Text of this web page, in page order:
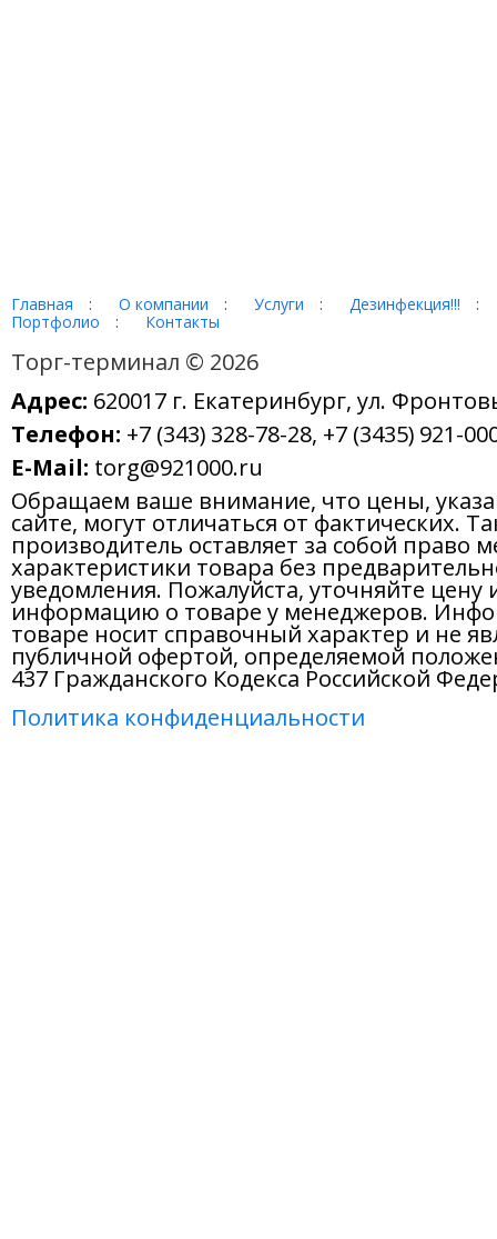
Главная : О компании : Услуги : Дезинфекция!!!
:
Портфолио
: Контакты
Торг-терминал © 2026
Адрес: 620017 г. Екатеринбург, ул.
Телефон: +7 (343) 328-78-28, +7 (3435) 921-
E-Mail: torg@921000.ru
Обращаем ваше внимание, что цены,
сайте, могут отличаться от фактических.
производитель оставляет за собой право
характеристики товара без
уведомления. Пожалуйста, уточняйте цену
информацию о товаре у менеджеров.
товаре носит справочный характер и не
публичной офертой, определяемой
437 Гражданского Кодекса Российской
Политика конфиденциальности